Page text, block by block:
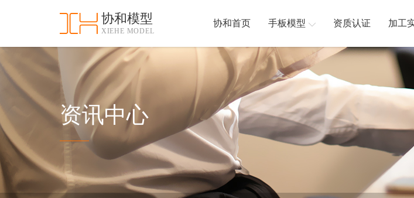
协和模型
XIEHE MODEL
协和首页 手板模型 资质认证 加工
资讯中心
和
首
页
手
型
资
认
加
实
保
密